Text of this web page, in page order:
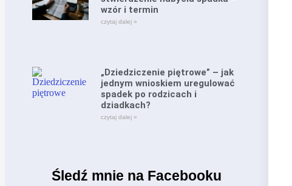
wzór i termin
czytaj dalej »
„Dziedziczenie piętrowe” – jak
jednym wnioskiem uregulować
spadek po rodzicach i
dziadkach?
czytaj dalej »
Śledź mnie na Facebooku